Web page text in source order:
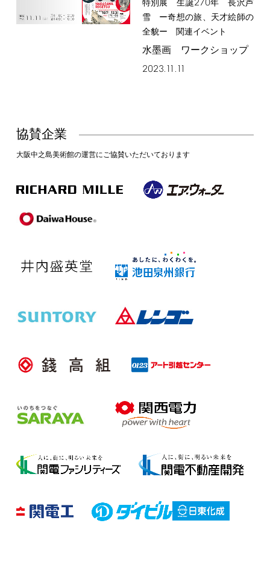
特別展 生誕270年 長沢芦
雪 ー奇想の旅、天才絵師の
全貌ー 関連イベント
水墨画 ワークショップ
2023.11.11
協賛企業
大阪中之島美術館の運営にご協賛いただいております